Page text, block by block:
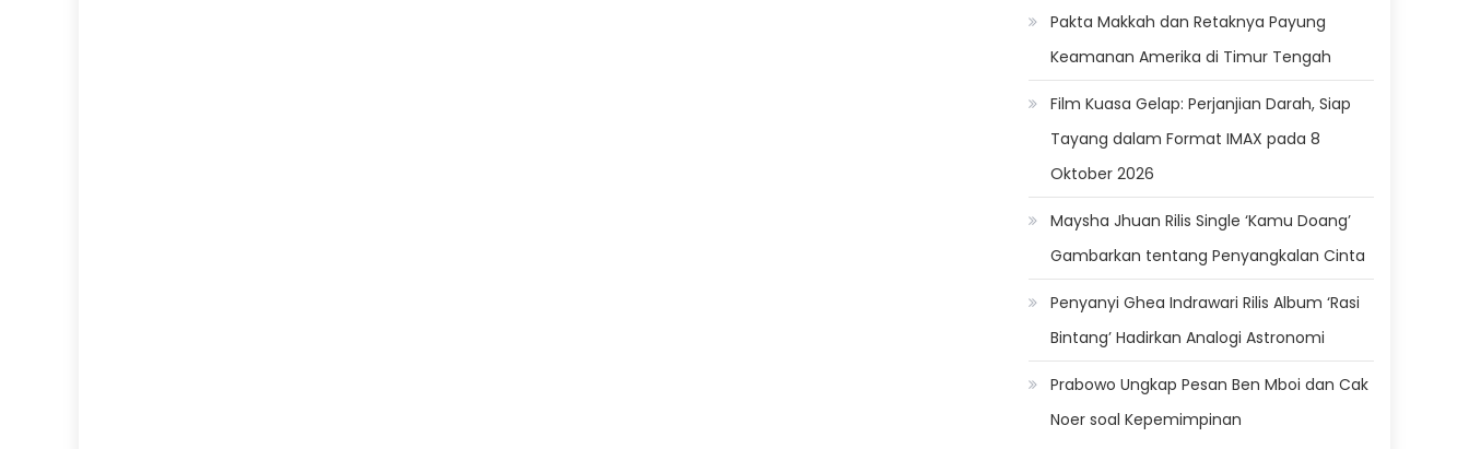
Pakta Makkah dan Retaknya Payung
Keamanan Amerika di Timur Tengah
Film Kuasa Gelap: Perjanjian Darah, Siap
Tayang dalam Format IMAX pada 8
Oktober 2026
Maysha Jhuan Rilis Single ‘Kamu Doang’
Gambarkan tentang Penyangkalan Cinta
Penyanyi Ghea Indrawari Rilis Album ‘Rasi
Bintang’ Hadirkan Analogi Astronomi
Prabowo Ungkap Pesan Ben Mboi dan Cak
Noer soal Kepemimpinan